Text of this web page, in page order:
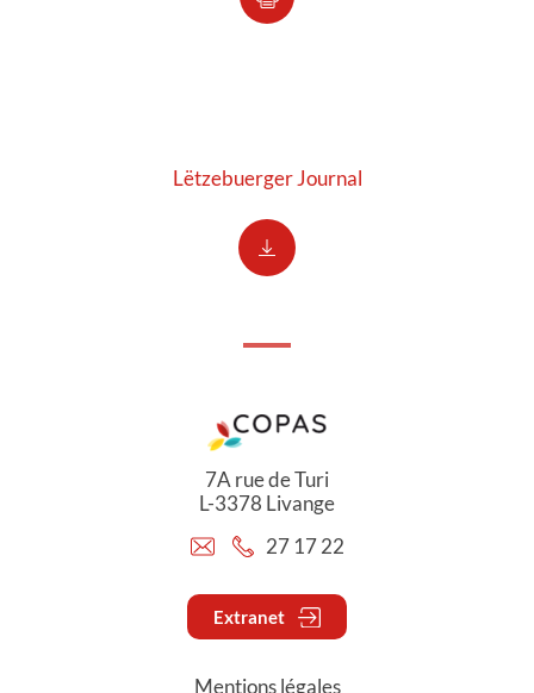
Lëtzebuerger Journal
7A rue de Turi
L-3378 Livange
27 17 22
Extranet
Mentions légales